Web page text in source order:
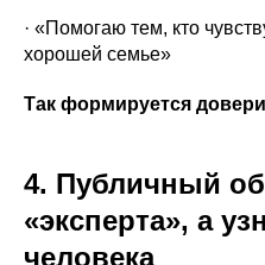
· «Помогаю тем, кто
хорошей семье»
Так формируется
4. Публичный
«эксперта», а
человека